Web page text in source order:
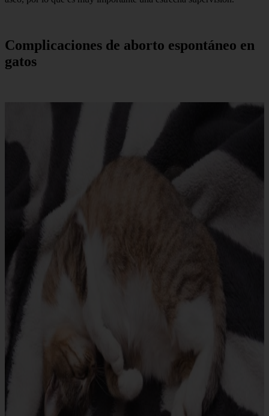
Complicaciones de aborto espontáneo en
gatos